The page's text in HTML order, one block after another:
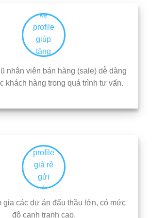
nhân viên bán hàng (sale) dễ dàng
khách hàng trong quá trình tư vấn.
gia các dự án đấu thầu lớn, có mức
độ cạnh tranh cao.